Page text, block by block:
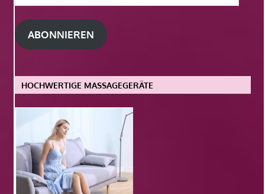
Mail-
Adresse
ABONNIEREN
HOCHWERTIGE MASSAGEGERÄTE